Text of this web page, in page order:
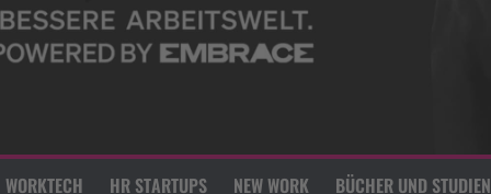
WORKTECH HR STARTUPS NEW WORK BÜCHER UND STUDIEN